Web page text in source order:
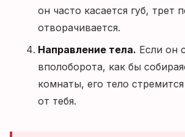
он часто касается губ, трет
отворачивается.
Направление тела. Если он
вполоборота, как бы
комнаты, его тело
от тебя.